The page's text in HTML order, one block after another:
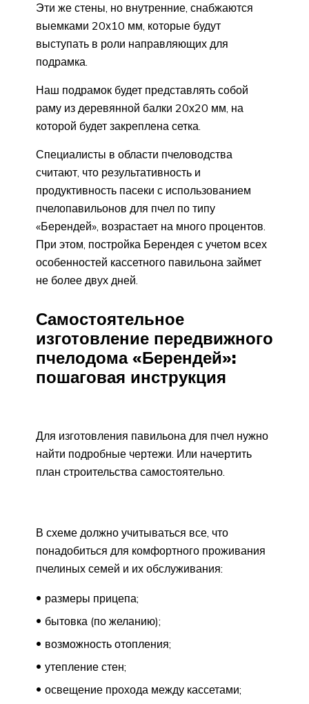
Эти же стены, но внутренние, снабжаются
выемками 20х10 мм, которые будут
выступать в роли направляющих для
подрамка.
Наш подрамок будет представлять собой
раму из деревянной балки 20х20 мм, на
которой будет закреплена сетка.
Специалисты в области пчеловодства
считают, что результативность и
продуктивность пасеки с использованием
пчелопавильонов для пчел по типу
«Берендей», возрастает на много процентов.
При этом, постройка Берендея с учетом всех
особенностей кассетного павильона займет
не более двух дней.
Самостоятельное
изготовление передвижного
пчелодома «Берендей»:
пошаговая инструкция
Для изготовления павильона для пчел нужно
найти подробные чертежи. Или начертить
план строительства самостоятельно.
В схеме должно учитываться все, что
понадобиться для комфортного проживания
пчелиных семей и их обслуживания:
размеры прицепа;
бытовка (по желанию);
возможность отопления;
утепление стен;
освещение прохода между кассетами;